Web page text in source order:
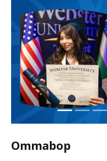
7.07.2021 09:24